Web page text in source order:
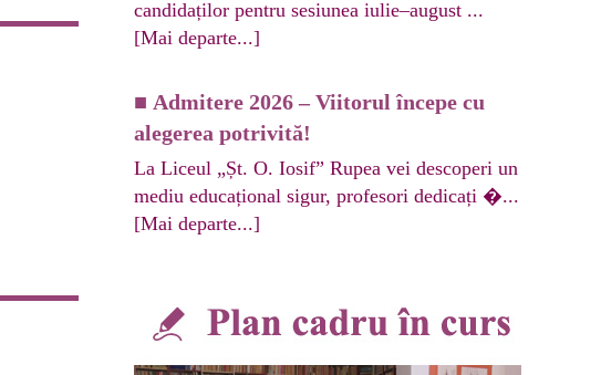
candidaților pentru sesiunea iulie–august ...
[Mai departe...]
■ Admitere 2026 – Viitorul începe cu
alegerea potrivită!
La Liceul „Șt. O. Iosif” Rupea vei descoperi un
mediu educațional sigur, profesori dedicați �...
[Mai departe...]